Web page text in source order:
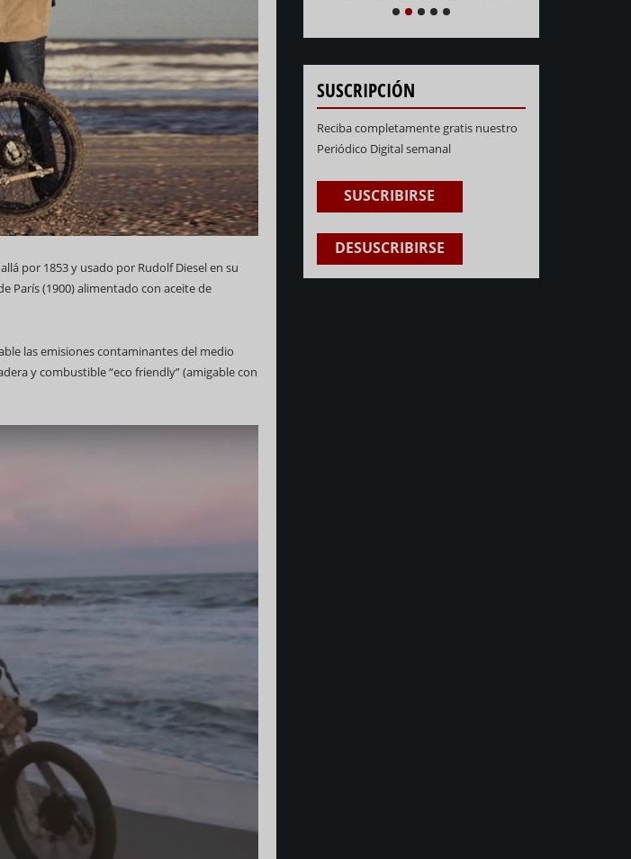
por 1853 y usado por Rudolf Diesel en su
París (1900) alimentado con aceite de
las emisiones contaminantes del medio
y combustible “eco friendly” (amigable con
PREVIOUS
SUSCRIPCIÓN
Reciba completamente gratis nuestro
Periódico Digital semanal
SUSCRIBIRSE
DESUSCRIBIRSE